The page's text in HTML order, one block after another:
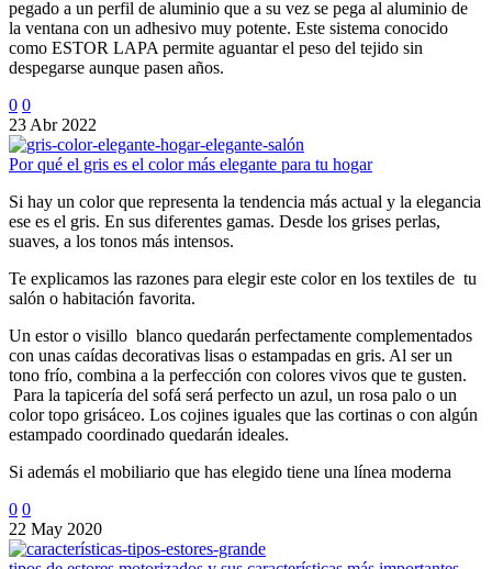
pegado a un perfil de aluminio que a su vez se pega al aluminio de
la ventana con un adhesivo muy potente. Este sistema conocido
como ESTOR LAPA permite aguantar el peso del tejido sin
despegarse aunque pasen años.
0 0
23 Abr 2022
Por qué el gris es el color más elegante para tu hogar
Si hay un color que representa la tendencia más actual y la elegancia
ese es el gris. En sus diferentes gamas. Desde los grises perlas,
suaves, a los tonos más intensos.
Te explicamos las razones para elegir este color en los textiles de tu
salón o habitación favorita.
Un estor o visillo blanco quedarán perfectamente complementados
con unas caídas decorativas lisas o estampadas en gris. Al ser un
tono frío, combina a la perfección con colores vivos que te gusten.
Para la tapicería del sofá será perfecto un azul, un rosa palo o un
color topo grisáceo. Los cojines iguales que las cortinas o con algún
estampado coordinado quedarán ideales.
Si además el mobiliario que has elegido tiene una línea moderna
0 0
22 May 2020